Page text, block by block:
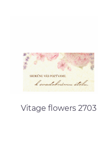
Vitage flowers 2703